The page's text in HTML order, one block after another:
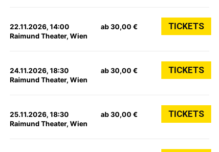
22.11.2026, 14:00
Raimund Theater, Wien
ab 30,00 € TICKETS
24.11.2026, 18:30
Raimund Theater, Wien
ab 30,00 € TICKETS
25.11.2026, 18:30
Raimund Theater, Wien
ab 30,00 € TICKETS